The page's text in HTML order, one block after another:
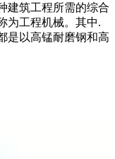
建筑工程所需的综合
为工程机械。其中.
是以高锰耐磨钢和高